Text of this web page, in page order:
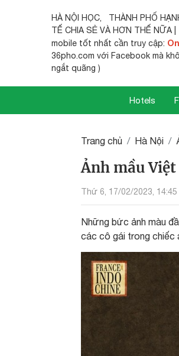
HÀ NỘI HỌC, THÀNH PHỐ
TẾ CHIA SẺ VÀ HƠN THẾ NỮA
mobile tốt nhất cần truy cập: On
36pho.com với Facebook mà
ngắt quãng )
Hotels
Trang chủ Hà Nội
Ảnh mầu Việt
Thứ 6, 17/02/2023, 14:45
Những bức ảnh màu
các cô gái trong chiếc